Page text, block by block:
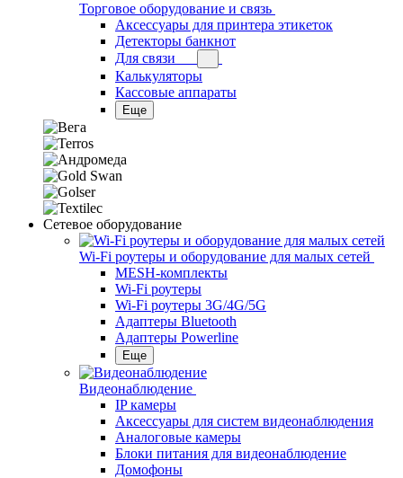
Торговое оборудование и связь
Аксессуары для принтера этикеток
Детекторы банкнот
Для связи
Калькуляторы
Кассовые аппараты
Еще
Сетевое оборудование
Wi-Fi роутеры и оборудование для малых сетей
MESH-комплекты
Wi-Fi роутеры
Wi-Fi роутеры 3G/4G/5G
Адаптеры Bluetooth
Адаптеры Powerline
Еще
Видеонаблюдение
IP камеры
Аксессуары для систем видеонаблюдения
Аналоговые камеры
Блоки питания для видеонаблюдение
Домофоны